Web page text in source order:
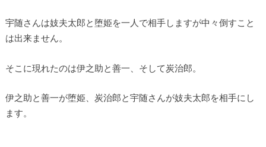
宇随さんは妓夫太郎と堕姫を一人で相手しますが中々倒すこと
は出来ません。
そこに現れたのは伊之助と善一、そして炭治郎。
伊之助と善一が堕姫、炭治郎と宇随さんが妓夫太郎を相手にし
ます。